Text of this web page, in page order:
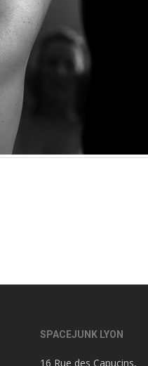
SPACEJUNK LYON
16 Rue des Capucins,